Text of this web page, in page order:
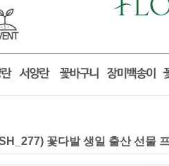
꽃다발 생일 출산 선물